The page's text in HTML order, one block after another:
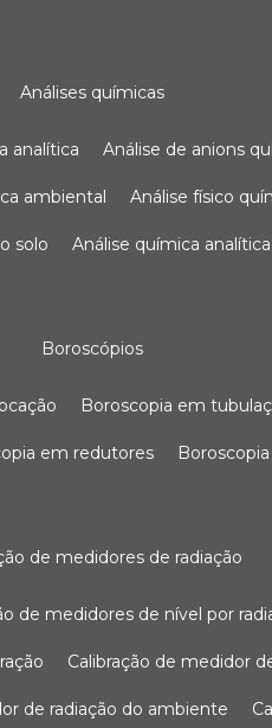
análises químicas
analítica análise de anions
ambiental análise físico
solo análise química analítica
boroscópios
boroscopia em
em redutores
de medidores de radiação
de medidores de nível por
calibração de medidor
de radiação do ambiente